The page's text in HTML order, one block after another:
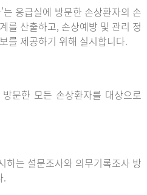
는 응급실에 방문한 손상환자의 손
를 산출하고, 손상예방 및 관리 정
를 제공하기 위해 실시합니다.
문한 모든 손상환자를 대상으로
하는 설문조사와 의무기록조사 방
.